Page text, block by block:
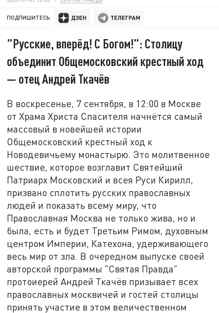
ПОДПИШИТЕСЬ:
"Русские, вперёд! С Богом!": Cтолицу
объединит Общемосковский крестный ход
— отец Андрей Ткачёв
В воскресенье, 7 сентября, в 12:00 в Москве
от Храма Христа Спасителя начнётся самый
массовый в новейшей истории
Общемосковский крестный ход к
Новодевичьему монастырю. Это молитвенное
шествие, которое возглавит Святейший
Патриарх Московский и всея Руси Кирилл,
призвано сплотить русских православных
людей и показать всему миру, что
Православная Москва не только жива, но и
была, есть и будет Третьим Римом, духовным
центром Империи, Катехона, удерживающего
весь мир от зла. В очередном выпуске своей
авторской программы "Святая Правда"
протоиерей Андрей Ткачёв призывает всех
православных москвичей и гостей столицы
принять участие в этом величественном